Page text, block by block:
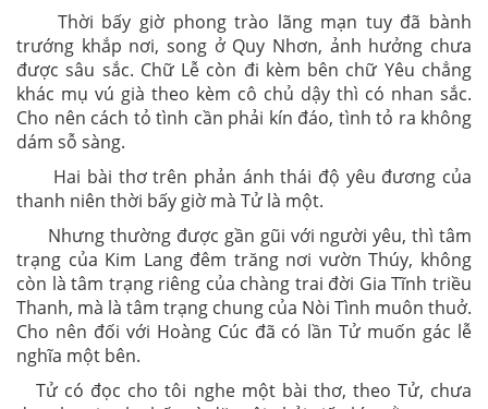
Thời bấy giờ phong trào lãng mạn tuy đã bành
trướng khắp nơi, song ở Quy Nhơn, ảnh hưởng chưa
được sâu sắc. Chữ Lễ còn đi kèm bên chữ Yêu chẳng
khác mụ vú già theo kèm cô chủ dậy thì có nhan sắc.
Cho nên cách tỏ tình cần phải kín đáo, tình tỏ ra không
dám sỗ sàng.
Hai bài thơ trên phản ánh thái độ yêu đương của
thanh niên thời bấy giờ mà Tử là một.
Nhưng thường được gần gũi với người yêu, thì tâm
trạng của Kim Lang đêm trăng nơi vườn Thúy, không
còn là tâm trạng riêng của chàng trai đời Gia Tĩnh triều
Thanh, mà là tâm trạng chung của Nòi Tình muôn thuở.
Cho nên đối với Hoàng Cúc đã có lần Tử muốn gác lễ
nghĩa một bên.
Tử có đọc cho tôi nghe một bài thơ, theo Tử, chưa